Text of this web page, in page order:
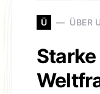
Ü ÜBER